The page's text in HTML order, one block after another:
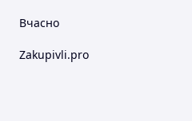
Вчасно
Zakupivli.pro